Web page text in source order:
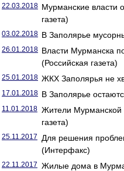
22.03.2018 Мурманские власти
газета)
03.02.2018 В Заполярье
26.01.2018 Власти Мурманска
(Российская газета)
25.01.2018 ЖКХ Заполярья не
17.01.2018 В Заполярье
11.01.2018 Жители Мурманской
газета)
25.11.2017
Для решения
(Интерфакс)
22.11.2017 Жилые дома в